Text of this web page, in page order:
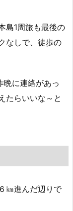
島1周旅も最後の
なしで、徒歩の
晩に連絡があっ
たらいいな～と
㎞進んだ辺りで